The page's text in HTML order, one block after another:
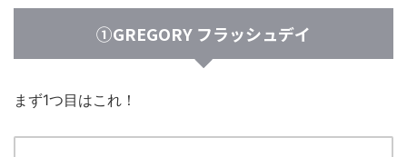
①GREGORY フラッシュデイ
まず1つ目はこれ！